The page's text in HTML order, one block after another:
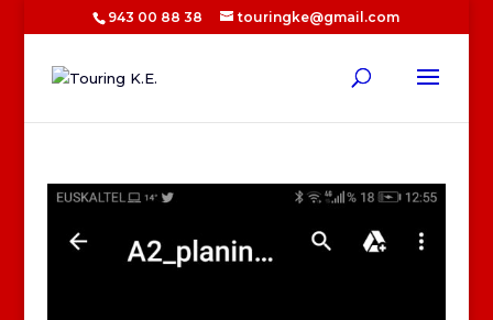
943 00 88 38 touringke@gmail.com